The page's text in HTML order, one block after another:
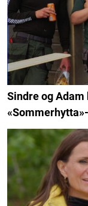
Sindre og